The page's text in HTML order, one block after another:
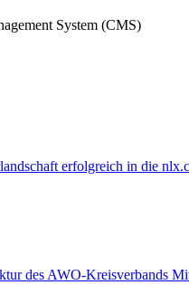
System (CMS)
erfolgreich in die
des AWO-Kreisverbands